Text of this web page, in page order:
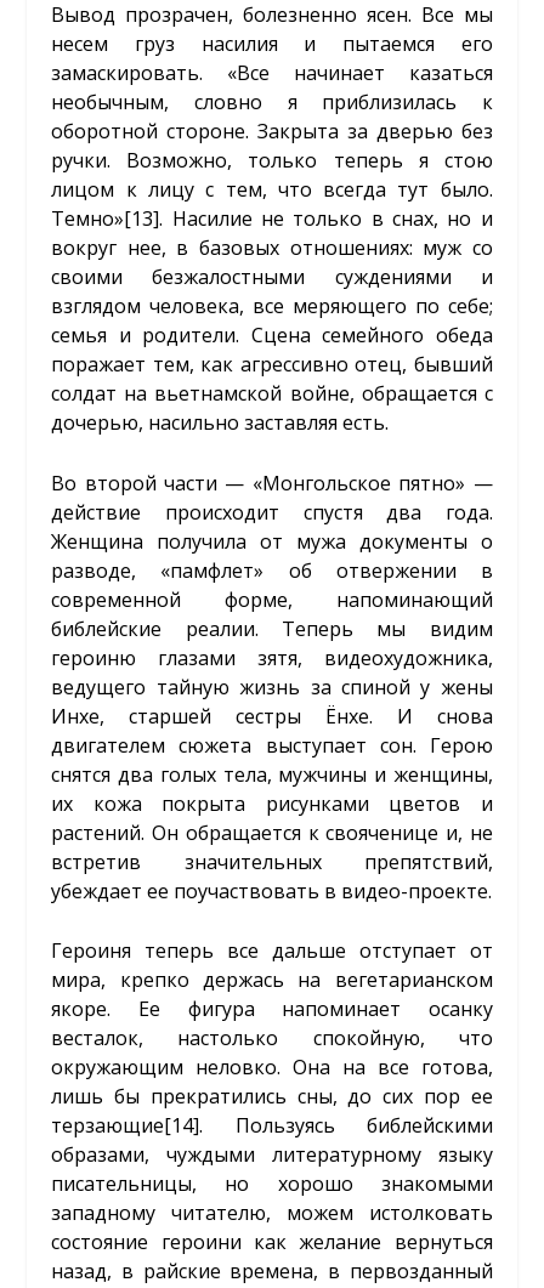
Вывод прозрачен, болезненно ясен. Все мы
несем груз насилия и пытаемся его
замаскировать. «Все начинает казаться
необычным, словно я приблизилась к
оборотной стороне. Закрыта за дверью без
ручки. Возможно, только теперь я стою
лицом к лицу с тем, что всегда тут было.
Темно»[13]. Насилие не только в снах, но и
вокруг нее, в базовых отношениях: муж со
своими безжалостными суждениями и
взглядом человека, все меряющего по себе;
семья и родители. Сцена семейного обеда
поражает тем, как агрессивно отец, бывший
солдат на вьетнамской войне, обращается с
дочерью, насильно заставляя есть.
Во второй части — «Монгольское пятно» —
действие происходит спустя два года.
Женщина получила от мужа документы о
разводе, «памфлет» об отвержении в
современной форме, напоминающий
библейские реалии. Теперь мы видим
героиню глазами зятя, видеохудожника,
ведущего тайную жизнь за спиной у жены
Инхе, старшей сестры Ёнхе. И снова
двигателем сюжета выступает сон. Герою
снятся два голых тела, мужчины и женщины,
их кожа покрыта рисунками цветов и
растений. Он обращается к свояченице и, не
встретив значительных препятствий,
убеждает ее поучаствовать в видео-проекте.
Героиня теперь все дальше отступает от
мира, крепко держась на вегетарианском
якоре. Ее фигура напоминает осанку
весталок, настолько спокойную, что
окружающим неловко. Она на все готова,
лишь бы прекратились сны, до сих пор ее
терзающие[14]. Пользуясь библейскими
образами, чуждыми литературному языку
писательницы, но хорошо знакомыми
западному читателю, можем истолковать
состояние героини как желание вернуться
назад, в райские времена, в первозданный